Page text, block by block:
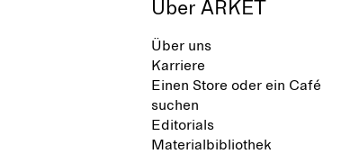
Über ARKET
Über uns
Karriere
Einen Store oder ein Café
suchen
Editorials
Materialbibliothek